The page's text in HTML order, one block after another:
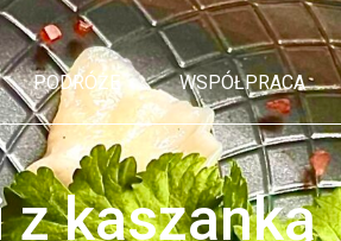
PODRÓŻE WSPÓŁPRACA
z kaszanką